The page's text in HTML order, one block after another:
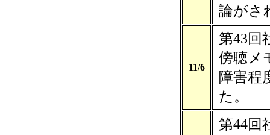
論がさ
11/6
第43回
傍聴メ
障害程
た。
第44回